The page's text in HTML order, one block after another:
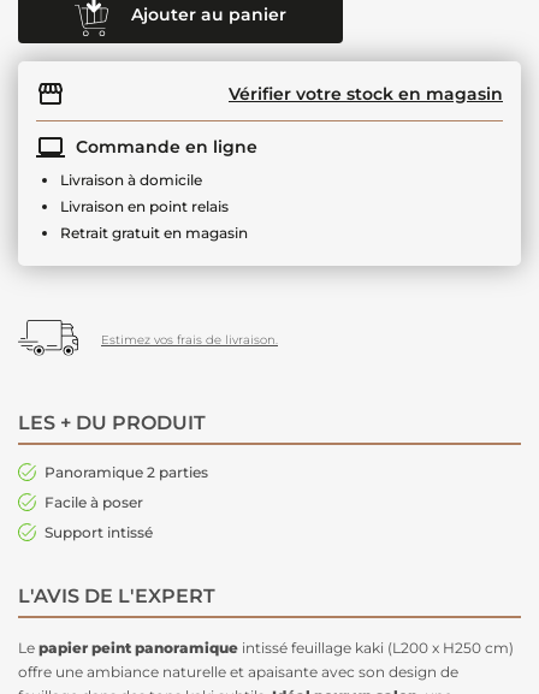
Ajouter au panier
Vérifier votre stock en magasin
Commande en ligne
Livraison à domicile
Livraison en point relais
Retrait gratuit en magasin
Estimez vos frais de livraison.
LES + DU PRODUIT
Panoramique 2 parties
Facile à poser
Support intissé
L'AVIS DE L'EXPERT
Le papier peint panoramique intissé feuillage kaki (L200 x H250 cm)
offre une ambiance naturelle et apaisante avec son design de